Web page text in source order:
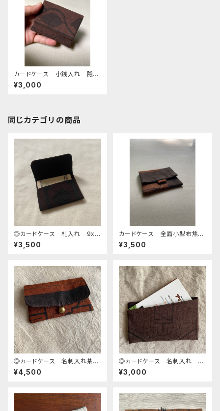
カードケース 小銭入れ 隠れ
マグネットホック
¥3,000
同じカテゴリの商品
◎カードケース 札入れ 9x6
cm シピボ族の泥染め ミニケ
ース 世界の工芸布
¥3,500
カードケース 全面小型布焦茶
系 シピボ族の泥染め
¥3,500
◎カードケース 名刺入れ茶
シピボ族の泥染め
¥4,500
◎カードケース 名刺入れ 焦
茶シンプル シピボ族の泥染め
天然染め
¥3,000